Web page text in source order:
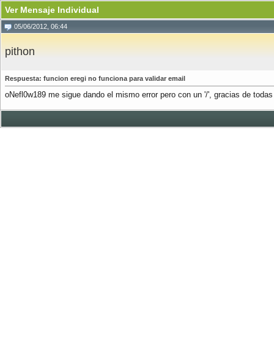
Ver Mensaje Individual
05/06/2012, 06:44
pithon
Respuesta: funcion eregi no funciona para validar email
oNefl0w189 me sigue dando el mismo error pero con un '/', gracias de